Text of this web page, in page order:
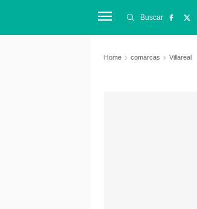
Buscar
Home comarcas Villareal